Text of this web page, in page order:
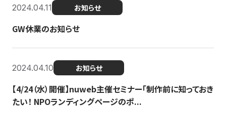
2024.04.11 お知らせ
GW休業のお知らせ
2024.04.10 お知らせ
【4/24（水）開催】nuweb主催セミナー「制作前に知っておき
たい！ NPOランディングページのポ...